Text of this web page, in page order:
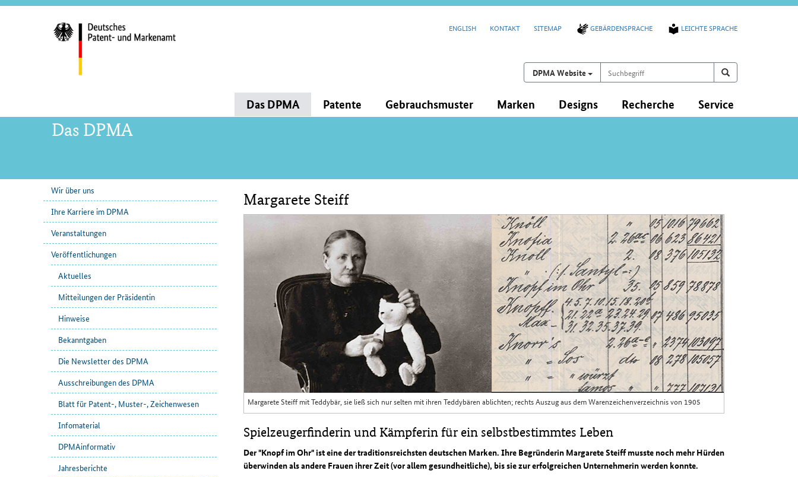
ENGLISH KONTAKT SITEMAP GEBÄRDENSPRACHE LEICHTE SPRACHE
Suchen auf
DPMA Website Suchbegriff Suchen
Das DPMA Patente Gebrauchsmuster Marken Designs Recherche Service
Das DPMA
Unternavigation
Wir über uns
Ihre Karriere im DPMA
Veranstaltungen
Veröffentlichungen
Aktuelles
Mitteilungen der Präsidentin
Hinweise
Bekanntgaben
Die Newsletter des DPMA
Ausschreibungen des DPMA
Blatt für Patent-, Muster-, Zeichenwesen
Infomaterial
DPMAinformativ
Jahresberichte
Inhalt
Margarete Steiff
Margarete Steiff mit Teddybär, sie ließ sich nur selten mit ihren Teddybären ablichten; rechts Auszug aus dem Warenzeichenverzeichnis von 1905
Spielzeugerfinderin und Kämpferin für ein selbstbestimmtes Leben
Der "Knopf im Ohr" ist eine der traditionsreichsten deutschen Marken. Ihre Begründerin Margarete Steiff musste noch mehr Hürden
überwinden als andere Frauen ihrer Zeit (vor allem gesundheitliche), bis sie zur erfolgreichen Unternehmerin werden konnte.